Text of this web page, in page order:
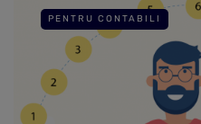
PENTRU CONTABILI